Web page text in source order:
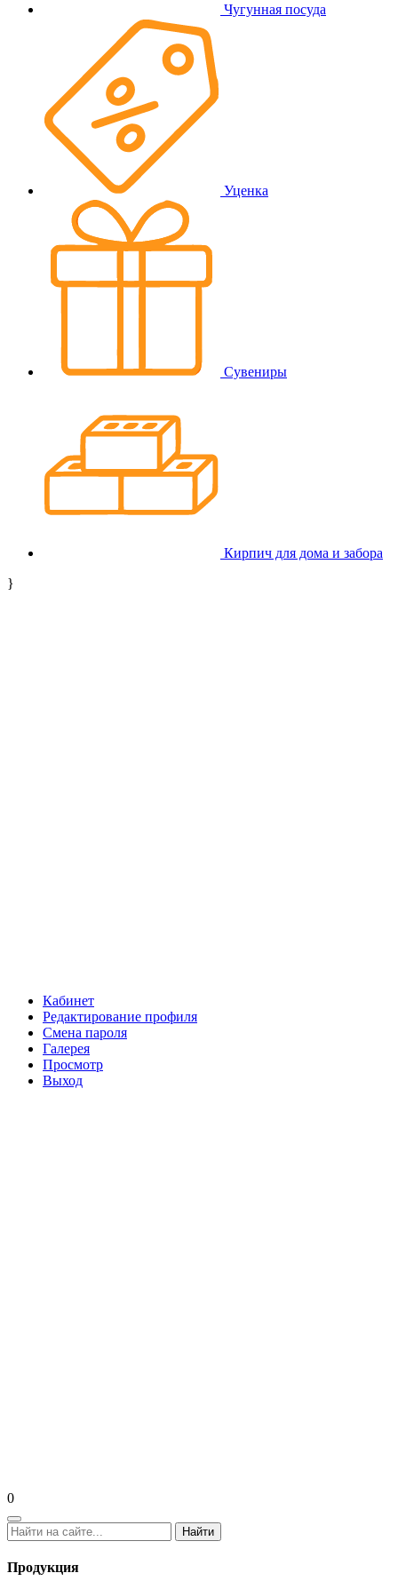
Чугунная посуда
Уценка
Сувениры
Кирпич для дома и забора
}
Кабинет
Редактирование профиля
Смена пароля
Галерея
Просмотр
Выход
0
Найти
Продукция